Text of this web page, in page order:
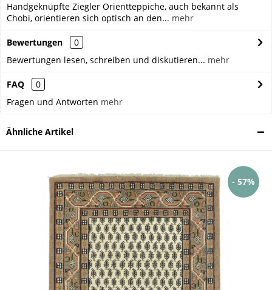
Handgeknüpfte Ziegler Orientteppiche, auch bekannt als
Chobi, orientieren sich optisch an den... mehr
Bewertungen
0
Bewertungen lesen, schreiben und diskutieren... mehr
FAQ
0
Fragen und Antworten mehr
Ähnliche Artikel
- 57%